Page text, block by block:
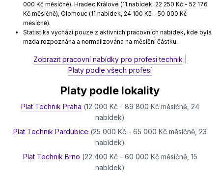
000 Kč měsíčně), Hradec Králové (11 nabídek, 22 250 Kč - 52 176
Kč měsíčně), Olomouc (11 nabídek, 24 100 Kč - 50 000 Kč
měsíčně).
Statistika vychází pouze z aktivních pracovních nabídek, kde byla
mzda rozpoznána a normalizována na měsíční částku.
Zobrazit pracovní nabídky pro profesi technik
Platy podle všech profesí
Platy podle lokality
Plat Technik Praha (12 000 Kč - 89 800 Kč měsíčně, 24
nabídek)
Plat Technik Pardubice (25 000 Kč - 65 000 Kč měsíčně, 23
nabídek)
Plat Technik Brno (22 400 Kč - 60 000 Kč měsíčně, 15
nabídek)